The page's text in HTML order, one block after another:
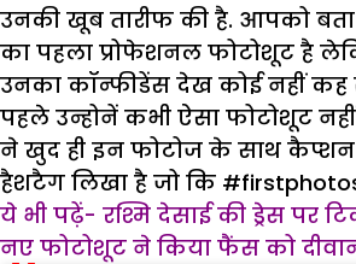
उनकी खूब तारीफ की है. आपको
का पहला प्रोफेशनल फोटोशूट है
उनका कॉन्फीडेंस देख कोई नहीं
पहले उन्होनें कभी ऐसा फोटोशूट
ने खुद ही इन फोटोज के साथ
हैशटैग लिखा है जो कि
ये भी पढ़ें- रश्मि देसाई की ड्रेस पर
नए फोटोशूट ने किया फैंस को